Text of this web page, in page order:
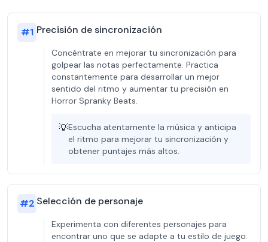
#1 Precisión de sincronización
Concéntrate en mejorar tu sincronización para
golpear las notas perfectamente. Practica
constantemente para desarrollar un mejor
sentido del ritmo y aumentar tu precisión en
Horror Spranky Beats.
💡Escucha atentamente la música y anticipa
el ritmo para mejorar tu sincronización y
obtener puntajes más altos.
#2 Selección de personaje
Experimenta con diferentes personajes para
encontrar uno que se adapte a tu estilo de juego.